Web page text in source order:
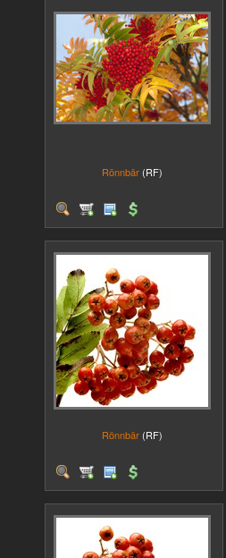
Rönnbär (RF)
Rönnbär (RF)